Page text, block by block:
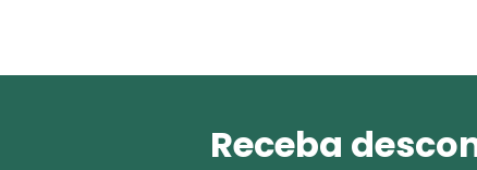
Receba